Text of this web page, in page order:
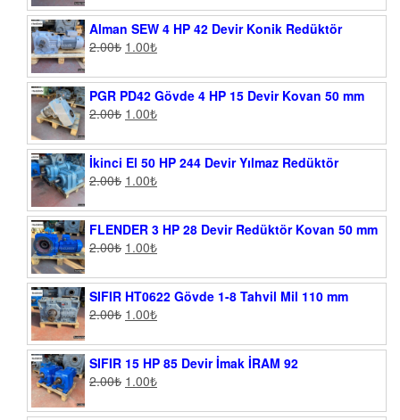
Alman SEW 4 HP 42 Devir Konik Redüktör
2.00₺ 1.00₺
PGR PD42 Gövde 4 HP 15 Devir Kovan 50 mm
2.00₺ 1.00₺
İkinci El 50 HP 244 Devir Yılmaz Redüktör
2.00₺ 1.00₺
FLENDER 3 HP 28 Devir Redüktör Kovan 50 mm
2.00₺ 1.00₺
SIFIR HT0622 Gövde 1-8 Tahvil Mil 110 mm
2.00₺ 1.00₺
SIFIR 15 HP 85 Devir İmak İRAM 92
2.00₺ 1.00₺